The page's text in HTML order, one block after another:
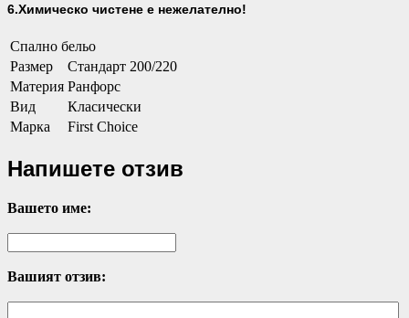
6.Химическо чистене е нежелателно!
Спално бельо
Размер
Стандарт 200/220
Материя Ранфорс
Вид
Класически
Марка
First Choice
Напишете отзив
Вашето име:
Вашият отзив: